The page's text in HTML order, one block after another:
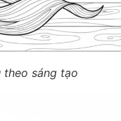
theo sáng tạo